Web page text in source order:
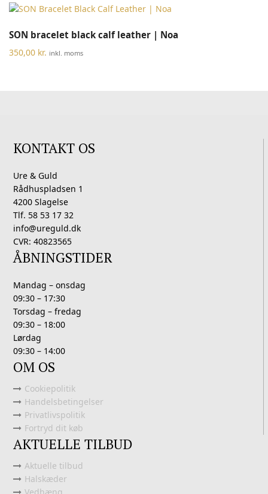
SON bracelet black calf leather | Noa
350,00 kr. inkl. moms
KONTAKT OS
Ure & Guld
Rådhuspladsen 1
4200 Slagelse
Tlf. 58 53 17 32
info@ureguld.dk
CVR: 40823565
ÅBNINGSTIDER
Mandag – onsdag
09:30 – 17:30
Torsdag – fredag
09:30 – 18:00
Lørdag
09:30 – 14:00
OM OS
Cookiepolitik
Handelsbetingelser
Privatlivspolitik
Fortryd dit køb
AKTUELLE TILBUD
Aktuelle tilbud
Halskæder